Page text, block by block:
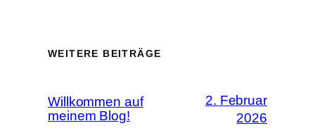
WEITERE BEITRÄGE
Willkommen auf
meinem Blog!
2. Februar
2026